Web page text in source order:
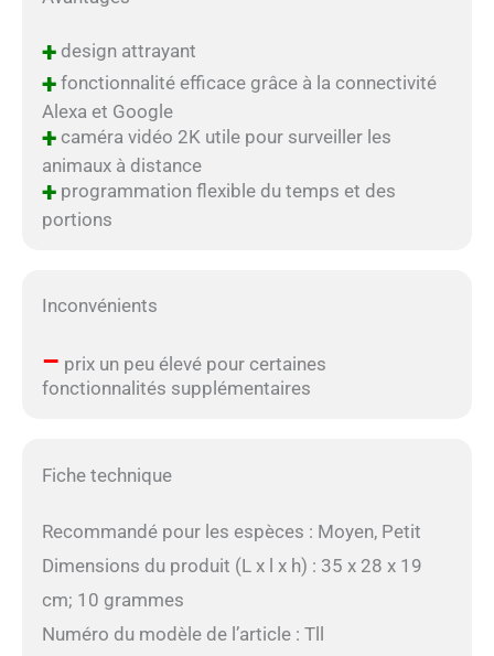
+design attrayant
+fonctionnalité efficace grâce à la connectivité
Alexa et Google
+caméra vidéo 2K utile pour surveiller les
animaux à distance
+programmation flexible du temps et des
portions
Inconvénients
– prix un peu élevé pour certaines
fonctionnalités supplémentaires
Fiche technique
Recommandé pour les espèces : Moyen, Petit
Dimensions du produit (L x l x h) : 35 x 28 x 19
cm; 10 grammes
Numéro du modèle de l’article : Tll